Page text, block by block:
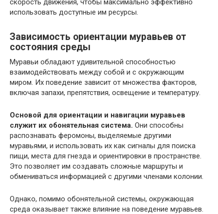
скорость движения, чтобы максимально эффективно
использовать доступные им ресурсы.
Зависимость ориентации муравьев от
состояния среды
Муравьи обладают удивительной способностью
взаимодействовать между собой и с окружающим
миром. Их поведение зависит от множества факторов,
включая запахи, препятствия, освещение и температуру.
Основой для ориентации и навигации муравьев
служит их обонятельная система. Они способны
распознавать феромоны, выделяемые другими
муравьями, и использовать их как сигналы для поиска
пищи, места для гнезда и ориентировки в пространстве.
Это позволяет им создавать сложные маршруты и
обмениваться информацией с другими членами колонии.
Однако, помимо обонятельной системы, окружающая
среда оказывает также влияние на поведение муравьев.